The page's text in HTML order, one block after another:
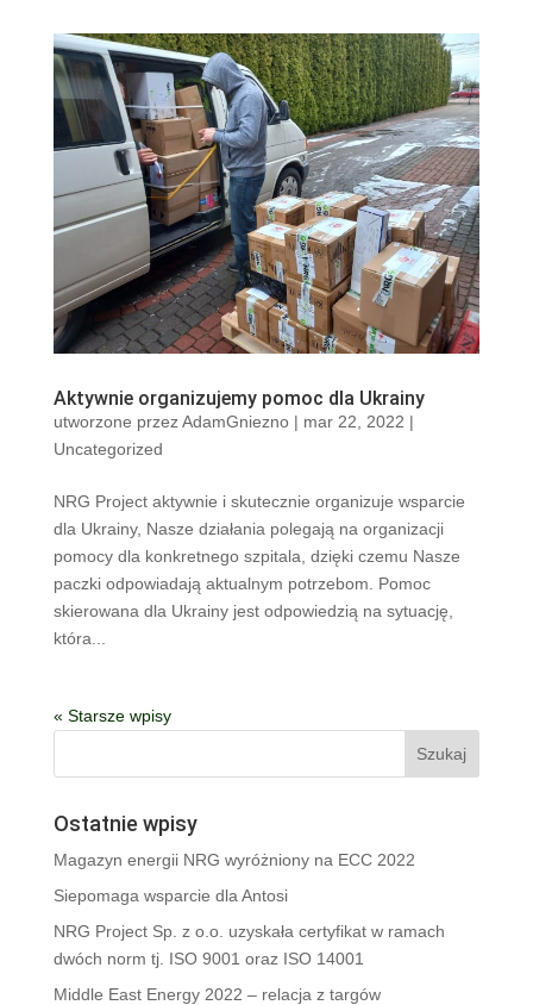
Aktywnie organizujemy pomoc dla Ukrainy
utworzone przezAdamGniezno| mar 22, 2022 |
Uncategorized
NRG Project aktywnie i skutecznie organizuje wsparcie
dla Ukrainy, Nasze działania polegają na organizacji
pomocy dla konkretnego szpitala, dzięki czemu Nasze
paczki odpowiadają aktualnym potrzebom. Pomoc
skierowana dla Ukrainy jest odpowiedzią na sytuację,
która...
« Starsze wpisy
Ostatnie wpisy
Magazyn energii NRG wyróżniony na ECC 2022
Siepomaga wsparcie dla Antosi
NRG Project Sp. z o.o. uzyskała certyfikat w ramach
dwóch norm tj. ISO 9001 oraz ISO 14001
Middle East Energy 2022 – relacja z targów